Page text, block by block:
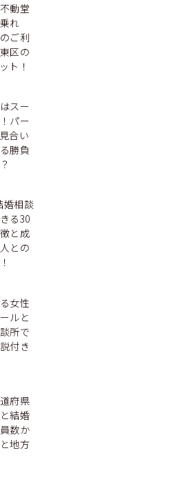
動堂
れ
ご利
区の
ト！
スー
パー
合い
勝負
婚相談
る30
と成
との
女性
ルと
所で
付き
府県
結婚
数か
地方